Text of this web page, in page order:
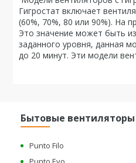
Гигростат включает
(60%, 70%, 80 или 90%). На
Это значение может быть
заданного уровня, данная
до 20 минут. Эти модели
Бытовые вентиляторы
Punto Filo